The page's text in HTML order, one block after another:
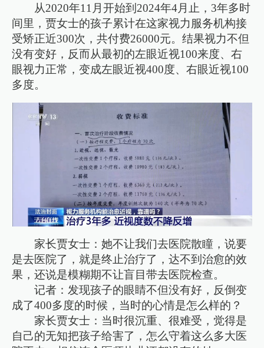
从2020年11月开始到2024年4月止，3年多时
间里，贾女士的孩子累计在这家视力服务机构接
受矫正近300次，共付费26000元。结果视力不但
没有变好，反而从最初的左眼近视100来度、右
眼视力正常，变成左眼近视400度、右眼近视100
多度。
家长贾女士：她不让我们去医院散瞳，说要
是去医院了，就是终止治疗了，达不到治愈的效
果，还说是模糊期不让盲目带去医院检查。
记者：发现孩子的眼睛不但没有好，反倒变
成了400多度的时候，当时的心情是怎么样的？
家长贾女士：当时很沉重、很难受，觉得是
自己的无知把孩子给害了，怎么守着这么多大医